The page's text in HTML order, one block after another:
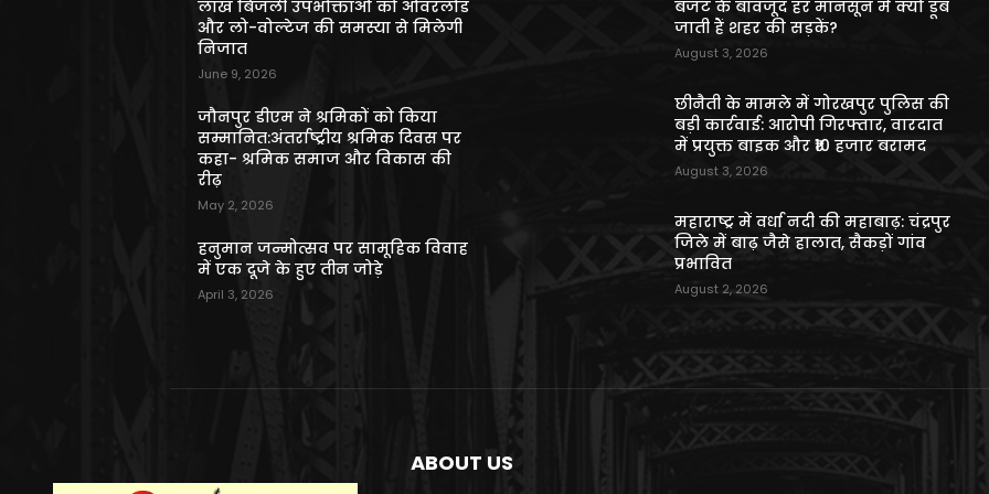
लाख बिजली उपभोक्ताओं को ओवरलोड
और लो-वोल्टेज की समस्या से मिलेगी
निजात
June 9, 2026
जौनपुर डीएम ने श्रमिकों को किया
सम्मानित:अंतर्राष्ट्रीय श्रमिक दिवस पर
कहा- श्रमिक समाज और विकास की
रीढ़
May 2, 2026
हनुमान जन्मोत्सव पर सामूहिक विवाह
में एक दूजे के हुए तीन जोड़े
April 3, 2026
बजट के बावजूद हर मानसून में क्यों डूब
जाती हैं शहर की सड़कें?
August 3, 2026
छीनैती के मामले में गोरखपुर पुलिस की
बड़ी कार्रवाई: आरोपी गिरफ्तार, वारदात
में प्रयुक्त बाइक और ₹10 हजार बरामद
August 3, 2026
महाराष्ट्र में वर्धा नदी की महाबाढ़: चंद्रपुर
जिले में बाढ़ जैसे हालात, सैकड़ों गांव
प्रभावित
August 2, 2026
ABOUT US